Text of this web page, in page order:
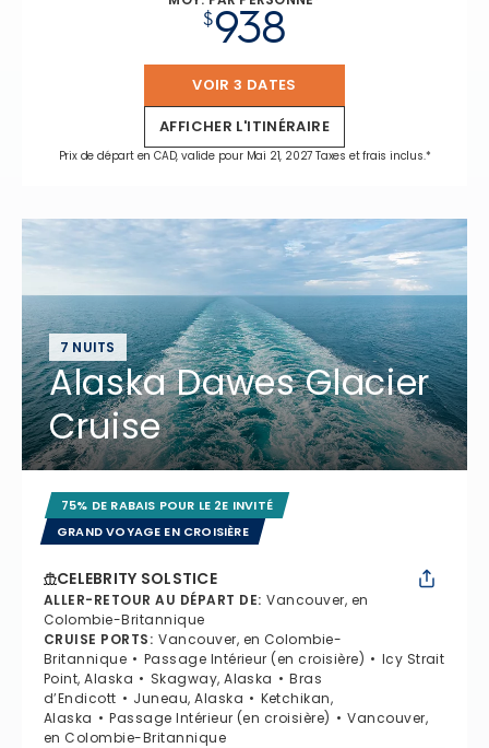
$938
VOIR 3 DATES
AFFICHER L'ITINÉRAIRE
Prix de départ en CAD, valide pour Mai 21, 2027 Taxes et frais inclus.*
7 NUITS
Alaska Dawes Glacier
Cruise
75% DE RABAIS POUR LE 2E INVITÉ
GRAND VOYAGE EN CROISIÈRE
CELEBRITY SOLSTICE
ALLER-RETOUR AU DÉPART DE: Vancouver, en
Colombie-Britannique
CRUISE PORTS: Vancouver, en Colombie-
Britannique
Passage Intérieur (en croisière)
Icy Strait
Point, Alaska
Skagway, Alaska
Bras
d’Endicott
Juneau, Alaska
Ketchikan,
Alaska
Passage Intérieur (en croisière)
Vancouver,
en Colombie-Britannique